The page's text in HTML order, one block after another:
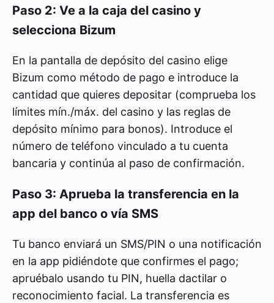
Paso 2: Ve a la caja del casino y
selecciona Bizum
En la pantalla de depósito del casino elige
Bizum como método de pago e introduce la
cantidad que quieres depositar (comprueba los
límites mín./máx. del casino y las reglas de
depósito mínimo para bonos). Introduce el
número de teléfono vinculado a tu cuenta
bancaria y continúa al paso de confirmación.
Paso 3: Aprueba la transferencia en la
app del banco o vía SMS
Tu banco enviará un SMS/PIN o una notificación
en la app pidiéndote que confirmes el pago;
apruébalo usando tu PIN, huella dactilar o
reconocimiento facial. La transferencia es